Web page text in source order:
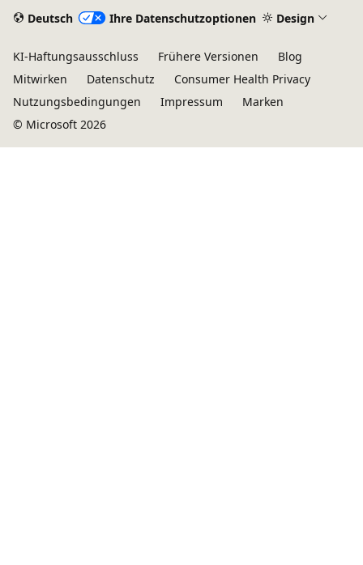
Deutsch Ihre Datenschutzoptionen Design
KI-Haftungsausschluss Frühere Versionen
Blog
Mitwirken
Datenschutz
Consumer Health Privacy
Nutzungsbedingungen
Impressum
Marken
© Microsoft 2026